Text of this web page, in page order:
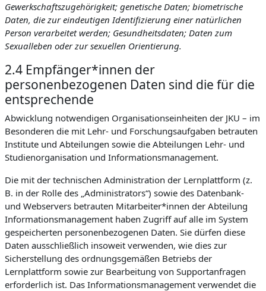
Gewerkschaftszugehörigkeit; genetische Daten; biometrische
Daten, die zur eindeutigen Identifizierung einer natürlichen
Person verarbeitet werden; Gesundheitsdaten; Daten zum
Sexualleben oder zur sexuellen Orientierung.
2.4 Empfänger*innen der
personenbezogenen Daten sind die für die
entsprechende
Abwicklung notwendigen Organisationseinheiten der JKU – im
Besonderen die mit Lehr- und Forschungsaufgaben betrauten
Institute und Abteilungen sowie die Abteilungen Lehr- und
Studienorganisation und Informationsmanagement.
Die mit der technischen Administration der Lernplattform (z.
B. in der Rolle des „Administrators“) sowie des Datenbank-
und Webservers betrauten Mitarbeiter*innen der Abteilung
Informationsmanagement haben Zugriff auf alle im System
gespeicherten personenbezogenen Daten. Sie dürfen diese
Daten ausschließlich insoweit verwenden, wie dies zur
Sicherstellung des ordnungsgemäßen Betriebs der
Lernplattform sowie zur Bearbeitung von Supportanfragen
erforderlich ist. Das Informationsmanagement verwendet die